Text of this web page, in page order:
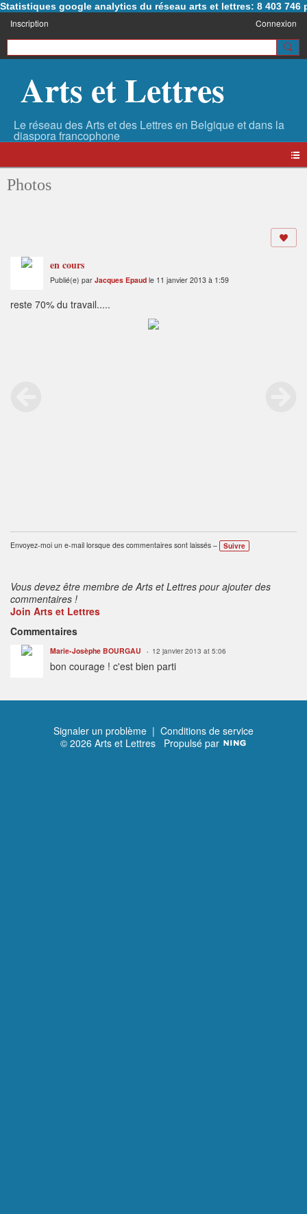
Statistiques google analytics du réseau arts et lettres: 8 403 746
Inscription Connexion
Arts et Lettres
Photos
en cours
Publié(e) par Jacques Epaud le 11 janvier 2013 à 1:59
reste 70% du travail.....
Envoyez-moi un e-mail lorsque des commentaires sont laissés – Suivre
Vous devez être membre de Arts et Lettres pour ajouter des
commentaires !
Join Arts et Lettres
Commentaires
Marie-Josèphe BOURGAU 12 janvier 2013 at 5:06
bon courage ! c'est bien parti
Signaler un problème | Conditions de service
© 2026 Arts et Lettres Propulsé par